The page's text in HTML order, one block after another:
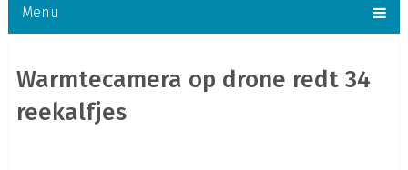
Menu
Warmtecamera op drone redt 34
reekalfjes